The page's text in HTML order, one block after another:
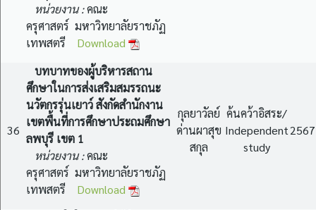
หน่วยงาน :คณะ
ครุศาสตร์ มหาวิทยาลัยราชภัฏ
เทพสตรี Download
36
บทบาทของผู้บริหารสถาน
ศึกษาในการส่งเสริมสมรรถนะ
นวัตกรรุ่นเยาว์ สังกัดสำนักงาน
เขตพื้นที่การศึกษาประถมศึกษา
ลพบุรี เขต 1
หน่วยงาน :คณะ
ครุศาสตร์ มหาวิทยาลัยราชภัฏ
เทพสตรี Download
กุลยาวัลย์
ด่านผาสุข
สกุล
ค้นคว้าอิสระ/
Independent
study
2567